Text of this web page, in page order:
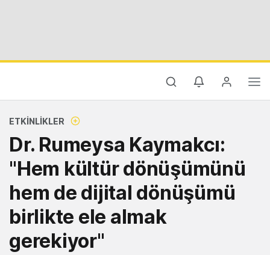
ETKINLIKLER
Dr. Rumeysa Kaymakcı:
"Hem kültür dönüşümünü
hem de dijital dönüşümü
birlikte ele almak
gerekiyor"